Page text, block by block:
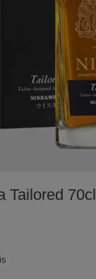
Tailored 70cl